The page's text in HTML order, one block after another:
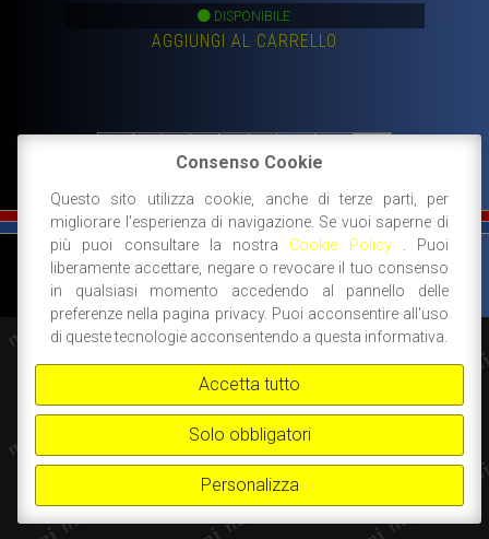
DISPONIBILE
AGGIUNGI AL CARRELLO
2 10
FIAT 500 SPORT
NANNI RICAMBI, BOLOGNA, ACCESSORI SPORTIVI PER FIAT
500 -
+39 338 3096922 - +39 348 8852994 - INFO@FIAT500SPORT.COM
Consenso Cookie
Questo sito utilizza cookie, anche di terze parti, per
migliorare l'esperienza di navigazione. Se vuoi saperne di
più puoi consultare la nostra Cookie Policy
. Puoi
liberamente accettare, negare o revocare il tuo consenso
in qualsiasi momento accedendo al pannello delle
preferenze nella pagina privacy. Puoi acconsentire all'uso
di queste tecnologie acconsentendo a questa informativa.
Accetta tutto
Solo obbligatori
Personalizza